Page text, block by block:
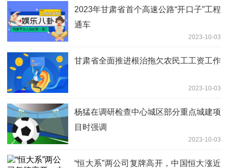
2023年甘肃省首个高速公路“开口子”工程
通车
2023-10-03
甘肃省全面推进根治拖欠农民工工资工作
2023-10-03
杨猛在调研检查中心城区部分重点城建项
目时强调
2023-10-03
“恒大系”两公司复牌高开，中国恒大涨近